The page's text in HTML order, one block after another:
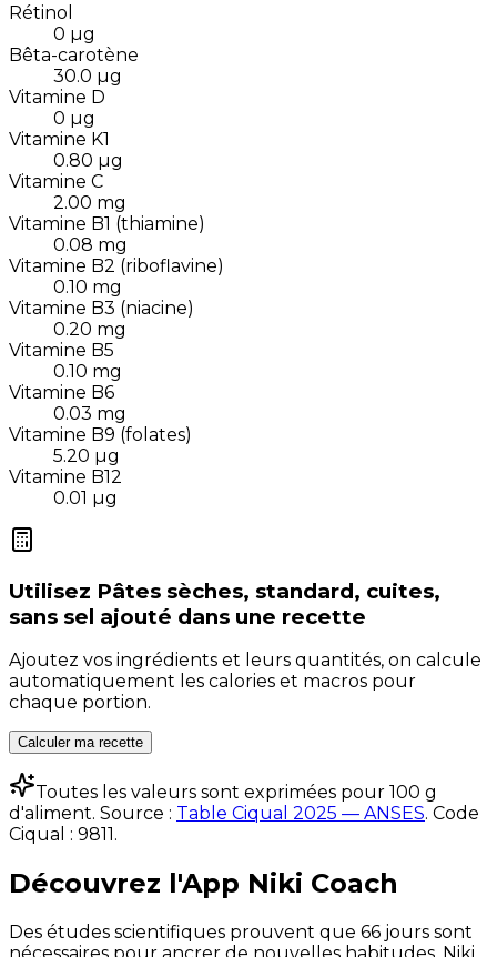
Rétinol
0 µg
Bêta-carotène
30.0 µg
Vitamine D
0 µg
Vitamine K1
0.80 µg
Vitamine C
2.00 mg
Vitamine B1 (thiamine)
0.08 mg
Vitamine B2 (riboflavine)
0.10 mg
Vitamine B3 (niacine)
0.20 mg
Vitamine B5
0.10 mg
Vitamine B6
0.03 mg
Vitamine B9 (folates)
5.20 µg
Vitamine B12
0.01 µg
Utilisez Pâtes sèches, standard, cuites,
sans sel ajouté dans une recette
Ajoutez vos ingrédients et leurs quantités, on calcule
automatiquement les calories et macros pour
chaque portion.
Calculer ma recette
Toutes les valeurs sont exprimées pour 100 g
d'aliment. Source : Table Ciqual 2025 — ANSES. Code
Ciqual : 9811 .
Découvrez l'App Niki Coach
Des études scientifiques prouvent que 66 jours sont